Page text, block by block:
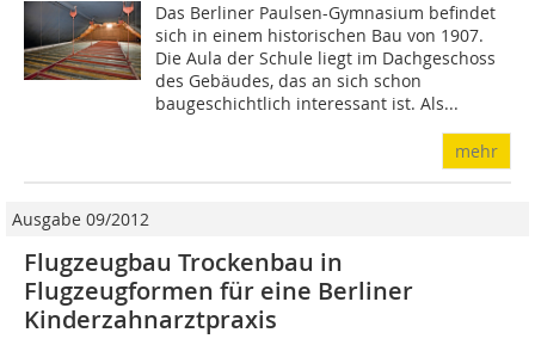
Das Berliner Paulsen-Gymnasium befindet
sich in einem historischen Bau von 1907.
Die Aula der Schule liegt im Dachgeschoss
des Gebäudes, das an sich schon
baugeschichtlich interessant ist. Als...
mehr
Ausgabe 09/2012
Flugzeugbau Trockenbau in
Flugzeugformen für eine Berliner
Kinderzahnarztpraxis